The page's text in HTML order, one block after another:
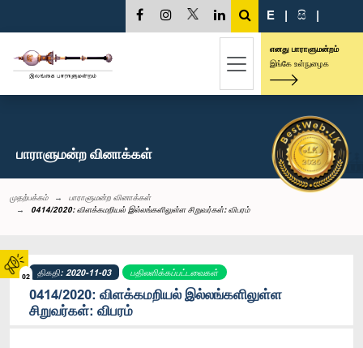
02
E | සි |
எனது பாராளுமன்றம்
இங்கே உள்நுழைக
பாராளுமன்ற வினாக்கள்
முதற்பக்கம்
பாராளுமன்ற வினாக்கள்
0414/2020: விளக்கமறியல் இல்லங்களிலுள்ள சிறுவர்கள்: விபரம்
திகதி: 2020-11-03 பதிலளிக்கப்பட்டவைகள்
0414/2020: விளக்கமறியல் இல்லங்களிலுள்ள
சிறுவர்கள்: விபரம்